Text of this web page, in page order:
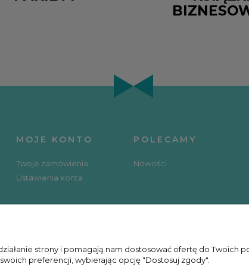
MOJE KONTO
Twoje zamówienia
Ustawienia konta
POLECAMY
Nowości
strony i pomagają nam dostosować ofertę do Twoich
preferencji, wybierając opcję "Dostosuj zgody".